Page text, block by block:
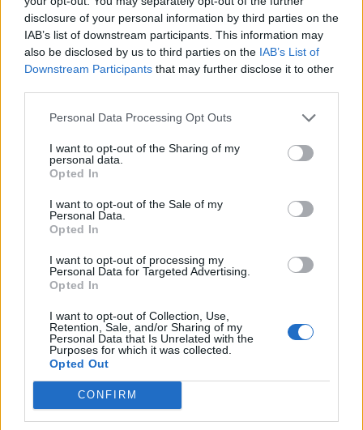
disclosure of your personal information by third parties on the
IAB’s list of downstream participants. This information may
also be disclosed by us to third parties on the IAB’s List of
Downstream Participants that may further disclose it to other
Personal Data Processing Opt Outs
I want to opt-out of the Sharing of my
personal data.
Opted In
I want to opt-out of the Sale of my
Personal Data.
Opted In
I want to opt-out of processing my
Personal Data for Targeted Advertising.
Opted In
I want to opt-out of Collection, Use,
Retention, Sale, and/or Sharing of my
Personal Data that Is Unrelated with the
Purposes for which it was collected.
Opted Out
CONFIRM
ΡΟΗ ΕΙΔΗΣΕΩΝ
ΕΙΔΗΣΕΙΣ
ΕΟΔΥ: Σε χαμηλά επίπεδα COVID-19, γρίπη και RSV
ΕΙΔΗΣΕΙΣ 06 Αυγούστου 2026 19:30
Σαμοθράκη: Αγωνιώδης επιχείρηση διάσωσης
15χρονης – Τραυματίστηκε σε δύσβατο σημείο στη
Γριά Βάθρα